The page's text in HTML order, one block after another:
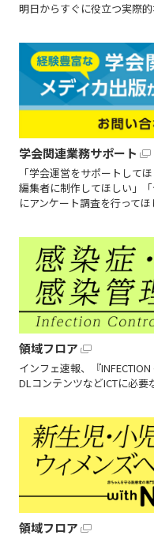
明日からすぐに役立つ実際
学会関連業務サポート
「学会運営をサポートして
編集者に制作してほしい」
にアンケート調査を行って
領域フロア
インフェ速報、『
DLコンテンツなどICTに必要
領域フロア